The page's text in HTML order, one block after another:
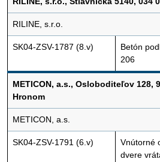
RILINE, s.r.o.
SK04-ZSV-1787 (8.v)
Betón
206
METICON, a.s., Osloboditeľov 128,
Hronom
METICON, a.s.
SK04-ZSV-1791 (6.v)
Vnútorné
dvere